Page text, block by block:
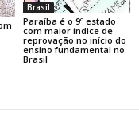
Brasil
Paraíba é o 9º estado
com maior índice de
reprovação no início do
ensino fundamental no
Brasil